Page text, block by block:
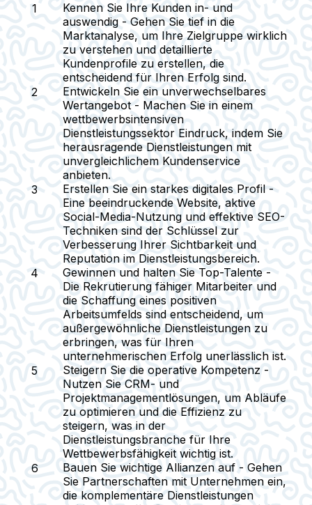
Kennen Sie Ihre Kunden in- und
auswendig - Gehen Sie tief in die
Marktanalyse, um Ihre Zielgruppe wirklich
zu verstehen und detaillierte
Kundenprofile zu erstellen, die
entscheidend für Ihren Erfolg sind.
Entwickeln Sie ein unverwechselbares
Wertangebot - Machen Sie in einem
wettbewerbsintensiven
Dienstleistungssektor Eindruck, indem Sie
herausragende Dienstleistungen mit
unvergleichlichem Kundenservice
anbieten.
Erstellen Sie ein starkes digitales Profil -
Eine beeindruckende Website, aktive
Social-Media-Nutzung und effektive SEO-
Techniken sind der Schlüssel zur
Verbesserung Ihrer Sichtbarkeit und
Reputation im Dienstleistungsbereich.
Gewinnen und halten Sie Top-Talente -
Die Rekrutierung fähiger Mitarbeiter und
die Schaffung eines positiven
Arbeitsumfelds sind entscheidend, um
außergewöhnliche Dienstleistungen zu
erbringen, was für Ihren
unternehmerischen Erfolg unerlässlich ist.
Steigern Sie die operative Kompetenz -
Nutzen Sie CRM- und
Projektmanagementlösungen, um Abläufe
zu optimieren und die Effizienz zu
steigern, was in der
Dienstleistungsbranche für Ihre
Wettbewerbsfähigkeit wichtig ist.
Bauen Sie wichtige Allianzen auf - Gehen
Sie Partnerschaften mit Unternehmen ein,
die komplementäre Dienstleistungen